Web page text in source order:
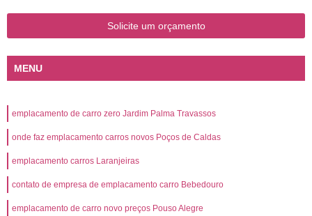
Solicite um orçamento
MENU
emplacamento de carro zero Jardim Palma Travassos
onde faz emplacamento carros novos Poços de Caldas
emplacamento carros Laranjeiras
contato de empresa de emplacamento carro Bebedouro
emplacamento de carro novo preços Pouso Alegre